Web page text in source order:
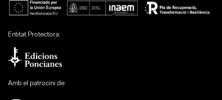
Entitat Protectora:
Amb el patrocini de: